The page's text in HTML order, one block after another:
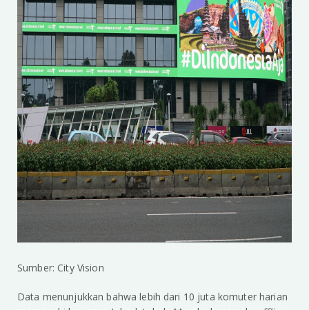
Sumber: City Vision
Data menunjukkan bahwa lebih dari 10 juta komuter harian